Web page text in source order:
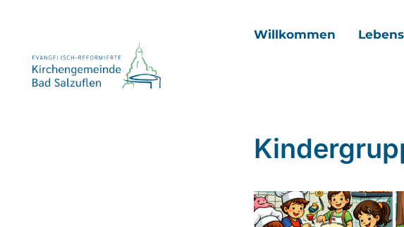
Willkommen